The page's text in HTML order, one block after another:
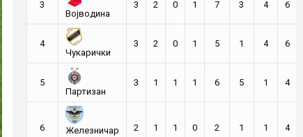
3
Војводина
3 2 0 1 7 3 4 6
4
Чукарички
3 2 0 1 5 1 4 6
5
Партизан
3 1 1 1 6 5 1 4
6
Железничар
2 1 1 0 2 1 1 4